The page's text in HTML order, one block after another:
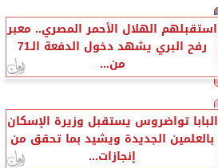
استقبلهم الهلال الأحمر المصري.. معبر
رفح البري يشهد دخول الدفعة الـ71
من...
البابا تواضروس يستقبل وزيرة الإسكان
بالعلمين الجديدة ويشيد بما تحقق من
إنجازات...